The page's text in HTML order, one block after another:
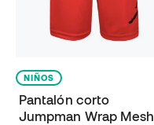
NIÑOS
Pantalón corto
Jumpman Wrap Mesh